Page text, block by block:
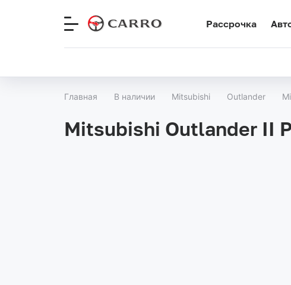
Рассрочка
Главная В наличии Mitsubishi Outlander
Mitsubishi Outlander II